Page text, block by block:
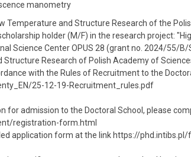
manometry
Temperature and Structure Research of the
holder (M/F) in the research project:
Science Center OPUS 28 (grant no. 2024/55/
Research of Polish Academy of
with the Rules of Recruitment to the
25-12-19-Recruitment_rules.pdf
for admission to the Doctoral School, please
registration-form.html
application form at the link https://